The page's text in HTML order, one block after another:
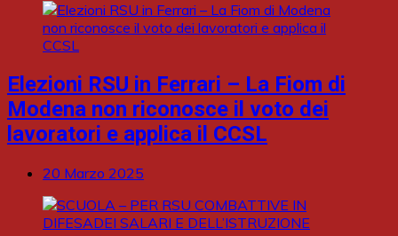
Elezioni RSU in Ferrari – La Fiom di
Modena non riconosce il voto dei
lavoratori e applica il CCSL
20 Marzo 2025